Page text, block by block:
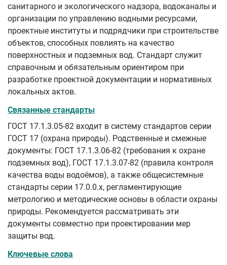
санитарного и экологического надзора, водоканалы и
организации по управлению водными ресурсами,
проектные институты и подрядчики при строительстве
объектов, способных повлиять на качество
поверхностных и подземных вод. Стандарт служит
справочным и обязательным ориентиром при
разработке проектной документации и нормативных
локальных актов.
Связанные стандарты
ГОСТ 17.1.3.05-82 входит в систему стандартов серии
ГОСТ 17 (охрана природы). Родственные и смежные
документы: ГОСТ 17.1.3.06-82 (требования к охране
подземных вод), ГОСТ 17.1.3.07-82 (правила контроля
качества воды водоёмов), а также общесистемные
стандарты серии 17.0.0.x, регламентирующие
метрологию и методические основы в области охраны
природы. Рекомендуется рассматривать эти
документы совместно при проектировании мер
защиты вод.
Ключевые слова